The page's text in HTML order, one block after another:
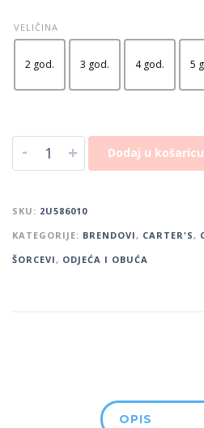
VELIČINA
2 god. 3 god. 4 god. 5
- + Dodaj u košaricu
SKU: 2U586010
KATEGORIJE: BRENDOVI, CARTER'S,
ŠORCEVI, ODJEĆA I OBUĆA
OPIS